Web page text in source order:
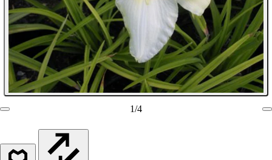
1/4